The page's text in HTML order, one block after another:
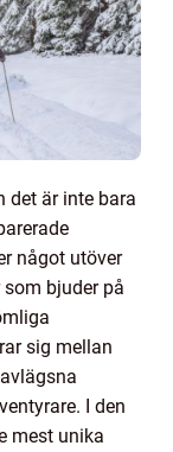
det är inte bara
något utöver
bjuder på
sig mellan
I den
mest unika